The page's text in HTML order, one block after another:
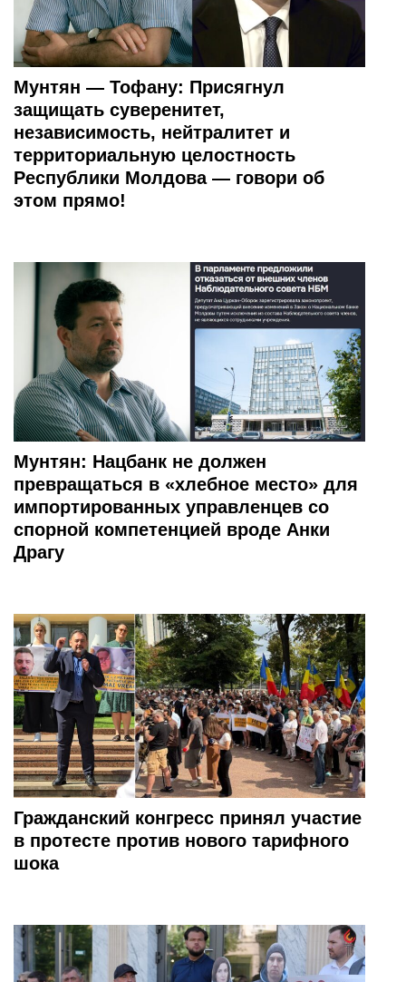
Мунтян — Тофану: Присягнул
защищать суверенитет,
независимость, нейтралитет и
территориальную целостность
Республики Молдова — говори об
этом прямо!
Мунтян: Нацбанк не должен
превращаться в «хлебное место» для
импортированных управленцев со
спорной компетенцией вроде Анки
Драгу
Гражданский конгресс принял участие
в протесте против нового тарифного
шока